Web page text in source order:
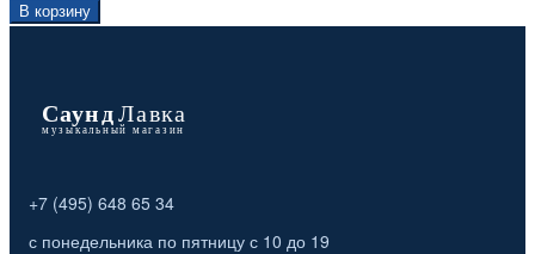
В корзину
+7 (495) 648 65 34
с понедельника по пятницу с 10 до 19